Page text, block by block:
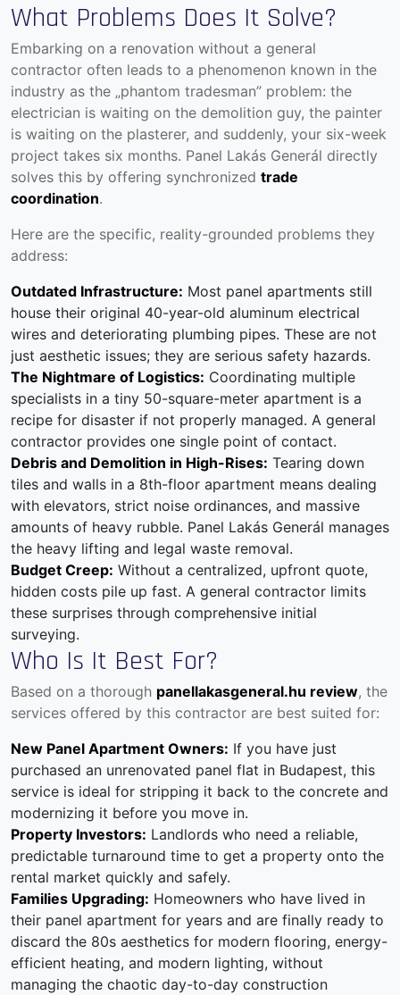
What Problems Does It Solve?
Embarking on a renovation without a general
contractor often leads to a phenomenon known in the
industry as the „phantom tradesman” problem: the
electrician is waiting on the demolition guy, the painter
is waiting on the plasterer, and suddenly, your six-week
project takes six months. Panel Lakás Generál directly
solves this by offering synchronized trade
coordination.
Here are the specific, reality-grounded problems they
address:
Outdated Infrastructure: Most panel apartments still
house their original 40-year-old aluminum electrical
wires and deteriorating plumbing pipes. These are not
just aesthetic issues; they are serious safety hazards.
The Nightmare of Logistics: Coordinating multiple
specialists in a tiny 50-square-meter apartment is a
recipe for disaster if not properly managed. A general
contractor provides one single point of contact.
Debris and Demolition in High-Rises: Tearing down
tiles and walls in a 8th-floor apartment means dealing
with elevators, strict noise ordinances, and massive
amounts of heavy rubble. Panel Lakás Generál manages
the heavy lifting and legal waste removal.
Budget Creep: Without a centralized, upfront quote,
hidden costs pile up fast. A general contractor limits
these surprises through comprehensive initial
surveying.
Who Is It Best For?
Based on a thorough panellakasgeneral.hu review, the
services offered by this contractor are best suited for:
New Panel Apartment Owners: If you have just
purchased an unrenovated panel flat in Budapest, this
service is ideal for stripping it back to the concrete and
modernizing it before you move in.
Property Investors: Landlords who need a reliable,
predictable turnaround time to get a property onto the
rental market quickly and safely.
Families Upgrading: Homeowners who have lived in
their panel apartment for years and are finally ready to
discard the 80s aesthetics for modern flooring, energy-
efficient heating, and modern lighting, without
managing the chaotic day-to-day construction